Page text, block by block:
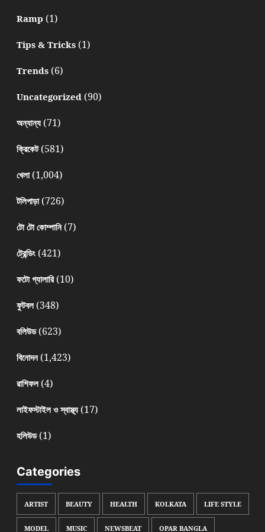
Ramp (1)
Tips & Tricks(1)
Trends(6)
Uncategorized(90)
অন্যান্য(71)
ক্রিকেট(581)
খেলা(1,004)
টলিপাড়া(726)
টো টো কোম্পানি(7)
ট্রেন্ডিং(421)
ফটো গ্যালারি(10)
ফুটবল(348)
বলিউড(623)
বিনোদন(1,423)
রাশিফল(4)
লাইফস্টাইল ও স্বাস্থ্য(17)
হলিউড(1)
Categories
ARTIST BEAUTY HEALTH KOLKATA LIFE STYLE
MODEL MUSIC NEWSBEAT OPAR BANGLA